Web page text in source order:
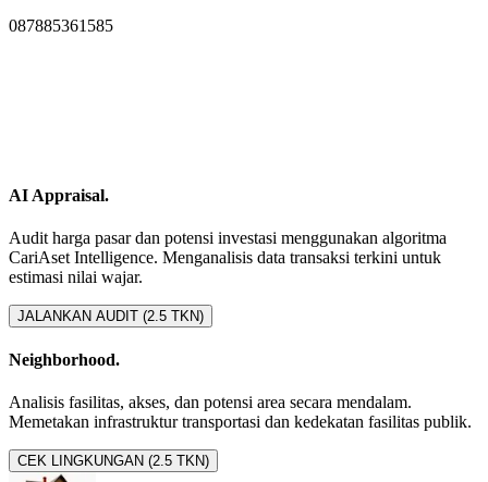
087885361585
AI Appraisal.
Audit harga pasar dan potensi investasi menggunakan algoritma
CariAset Intelligence. Menganalisis data transaksi terkini untuk
estimasi nilai wajar.
JALANKAN AUDIT (2.5 TKN)
Neighborhood.
Analisis fasilitas, akses, dan potensi area secara mendalam.
Memetakan infrastruktur transportasi dan kedekatan fasilitas publik.
CEK LINGKUNGAN (2.5 TKN)